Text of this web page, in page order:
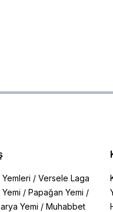
Yemleri / Versele Laga
Yemi / Papağan Yemi /
Yemi / Muhabbet